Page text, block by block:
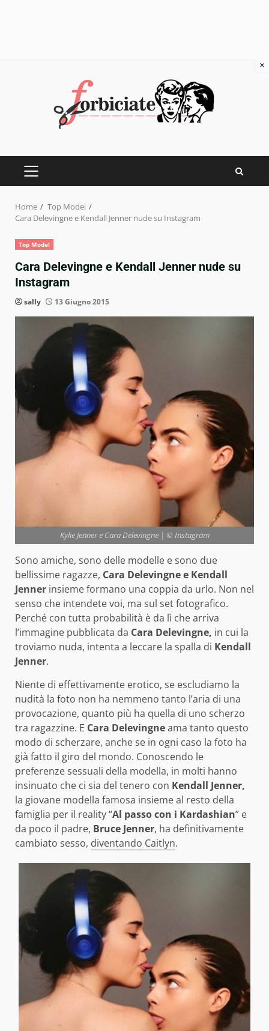
PRIMARY
Home
Top Model
Cara Delevingne e Kendall Jenner nude su Instagram
Top Model
Cara Delevingne e Kendall Jenner nude su
Instagram
sally 13 Giugno 2015
Kylie Jenner e Cara Delevingne | © Instagram
Sono amiche, sono delle modelle e sono due
bellissime ragazze, Cara Delevingne e Kendall
Jenner insieme formano una coppia da urlo. Non nel
senso che intendete voi, ma sul set fotografico.
Perché con tutta probabilità è da lì che arriva
l’immagine pubblicata da Cara Delevingne, in cui la
troviamo nuda, intenta a leccare la spalla di Kendall
Jenner.
Niente di effettivamente erotico, se escludiamo la
nudità la foto non ha nemmeno tanto l’aria di una
provocazione, quanto più ha quella di uno scherzo
tra ragazzine. E Cara Delevingneama tanto questo
modo di scherzare, anche se in ogni caso la foto ha
già fatto il giro del mondo. Conoscendo le
preferenze sessuali della modella, in molti hanno
insinuato che ci sia del tenero con Kendall Jenner,
la giovane modella famosa insieme al resto della
famiglia per il reality “Al passo con i Kardashian” e
da poco il padre, Bruce Jenner, ha definitivamente
cambiato sesso, diventando Caitlyn.
×